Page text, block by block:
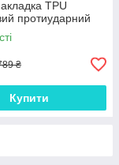
TPU
протиударний
"GLAME-S"
₴
Купити